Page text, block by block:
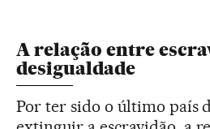
A relação entre
desigualdade
Por ter sido o último país